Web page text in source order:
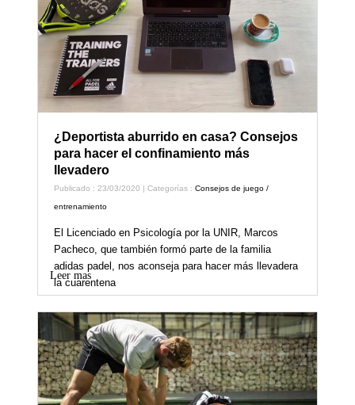
¿Deportista aburrido en casa? Consejos
para hacer el confinamiento más
llevadero
Publicado : 23/03/2020 | Categorías :Consejos de juego /
entrenamiento
El Licenciado en Psicología por la UNIR, Marcos
Pacheco, que también formó parte de la familia
adidas padel, nos aconseja para hacer más llevadera
la cuarentena
Leer mas